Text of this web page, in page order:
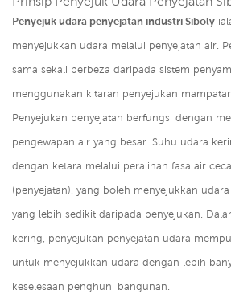
Penyejuk udara penyejatan industri Siboly
menyejukkan udara melalui penyejatan air.
sama sekali berbeza daripada sistem
menggunakan kitaran penyejukan
Penyejukan penyejatan berfungsi dengan
pengewapan air yang besar. Suhu udara
dengan ketara melalui peralihan fasa air
(penyejatan), yang boleh menyejukkan
yang lebih sedikit daripada penyejukan.
kering, penyejukan penyejatan udara
untuk menyejukkan udara dengan lebih
keselesaan penghuni bangunan.